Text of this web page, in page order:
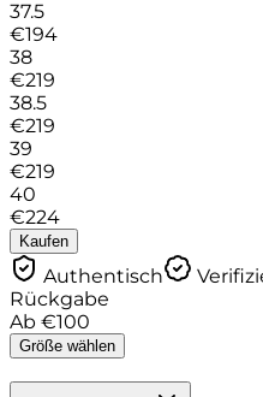
37.5
€194
38
€219
38.5
€219
39
€219
40
€224
Kaufen
Authentisch
Rückgabe
Ab €100
Größe wählen